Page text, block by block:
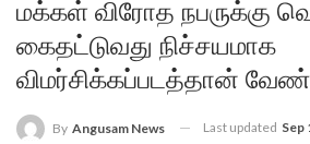
மக்கள் விரோத நபருக்கு
கைதட்டுவது நிச்சயமாக
விமர்சிக்கப்படத்தான்
By Angusam News Last updated Sep